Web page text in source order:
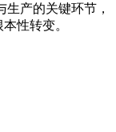
产的关键环节，
性转变。